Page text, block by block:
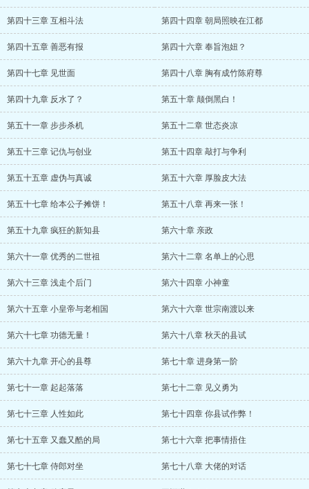
第四十三章 互相斗法 第四十四章 朝局照映在江都
第四十五章 善恶有报 第四十六章 奉旨泡妞？
第四十七章 见世面 第四十八章 胸有成竹陈府尊
第四十九章 反水了？ 第五十章 颠倒黑白！
第五十一章 步步杀机 第五十二章 世态炎凉
第五十三章 记仇与创业 第五十四章 敲打与争利
第五十五章 虚伪与真诚 第五十六章 厚脸皮大法
第五十七章 给本公子摊饼！ 第五十八章 再来一张！
第五十九章 疯狂的新知县 第六十章 亲政
第六十一章 优秀的二世祖 第六十二章 名单上的心思
第六十三章 浅走个后门 第六十四章 小神童
第六十五章 小皇帝与老相国 第六十六章 世宗南渡以来
第六十七章 功德无量！ 第六十八章 秋天的县试
第六十九章 开心的县尊 第七十章 进身第一阶
第七十一章 起起落落 第七十二章 见义勇为
第七十三章 人性如此 第七十四章 你县试作弊！
第七十五章 又蠢又酷的局 第七十六章 把事情捂住
第七十七章 侍郎对坐 第七十八章 大佬的对话